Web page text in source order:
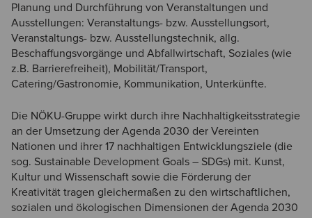
Planung und Durchführung von Veranstaltungen und
Ausstellungen: Veranstaltungs- bzw. Ausstellungsort,
Veranstaltungs- bzw. Ausstellungstechnik, allg.
Beschaffungsvorgänge und Abfallwirtschaft, Soziales (wie
z.B. Barrierefreiheit), Mobilität/Transport,
Catering/Gastronomie, Kommunikation, Unterkünfte.
Die NÖKU-Gruppe wirkt durch ihre Nachhaltigkeitsstrategie
an der Umsetzung der Agenda 2030 der Vereinten
Nationen und ihrer 17 nachhaltigen Entwicklungsziele (die
sog. Sustainable Development Goals – SDGs) mit. Kunst,
Kultur und Wissenschaft sowie die Förderung der
Kreativität tragen gleichermaßen zu den wirtschaftlichen,
sozialen und ökologischen Dimensionen der Agenda 2030